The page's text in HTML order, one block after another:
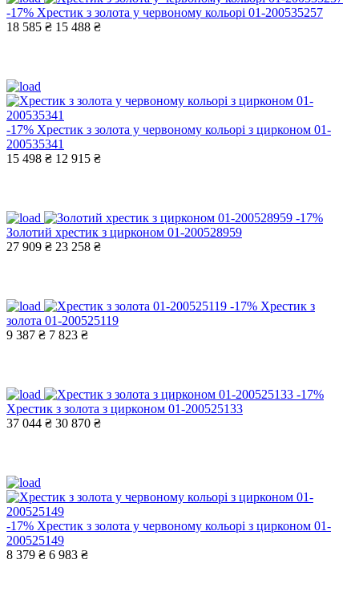
-17% Хрестик з золота у червоному кольорі 01-200535257
18 585 ₴ 15 488 ₴
-17% Хрестик з золота у червоному кольорі з цирконом 01-
200535341
15 498 ₴ 12 915 ₴
-17%
Золотий хрестик з цирконом 01-200528959
27 909 ₴ 23 258 ₴
-17% Хрестик з
золота 01-200525119
9 387 ₴ 7 823 ₴
-17%
Хрестик з золота з цирконом 01-200525133
37 044 ₴ 30 870 ₴
-17% Хрестик з золота у червоному кольорі з цирконом 01-
200525149
8 379 ₴ 6 983 ₴